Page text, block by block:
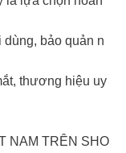
bảo quản n
thương hiệu uy
NAM TRÊN SHO